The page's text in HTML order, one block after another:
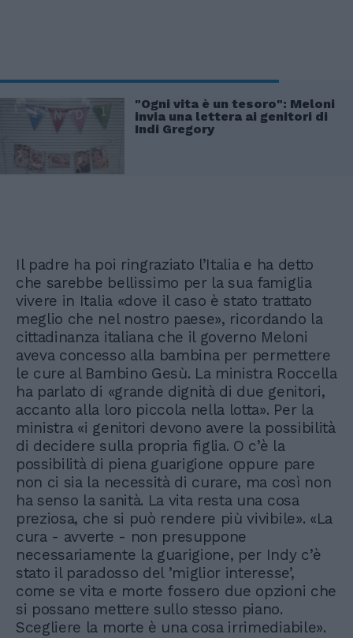
"Ogni vita è un tesoro": Meloni
invia una lettera ai genitori di
Indi Gregory
Il padre ha poi ringraziato l’Italia e ha detto
che sarebbe bellissimo per la sua famiglia
vivere in Italia «dove il caso è stato trattato
meglio che nel nostro paese», ricordando la
cittadinanza italiana che il governo Meloni
aveva concesso alla bambina per permettere
le cure al Bambino Gesù. La ministra Roccella
ha parlato di «grande dignità di due genitori,
accanto alla loro piccola nella lotta». Per la
ministra «i genitori devono avere la possibilità
di decidere sulla propria figlia. O c’è la
possibilità di piena guarigione oppure pare
non ci sia la necessità di curare, ma così non
ha senso la sanità. La vita resta una cosa
preziosa, che si può rendere più vivibile». «La
cura - avverte - non presuppone
necessariamente la guarigione, per Indy c’è
stato il paradosso del ’miglior interesse’,
come se vita e morte fossero due opzioni che
si possano mettere sullo stesso piano.
Scegliere la morte è una cosa irrimediabile».